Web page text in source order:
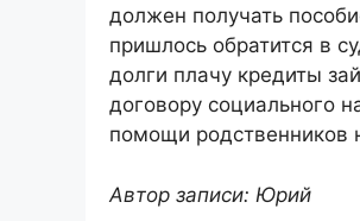
должен получать
пришлось обратится в
долги плачу кредиты
договору социального
помощи родственников
Автор записи: Юрий